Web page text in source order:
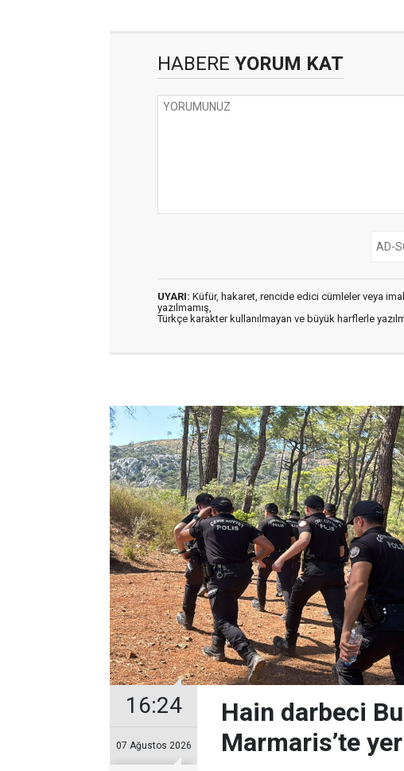
HABERE YORUM KAT
UYARI: Küfür, hakaret, rencide edici cümleler veya
yazılmamış,
Türkçe karakter kullanılmayan ve büyük harflerle
16:24
07 Ağustos 2026
Hain darbeci
Marmaris’te